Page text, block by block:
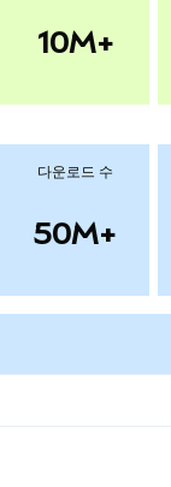
10M+
다운로드 수
50M+